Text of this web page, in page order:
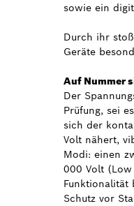
sowie ein
Durch ihr
Geräte
Auf Nummer
Der
Prüfung, sei
sich der
Volt nähert,
Modi: einen
000 Volt (Low
Funktionalität
Schutz vor